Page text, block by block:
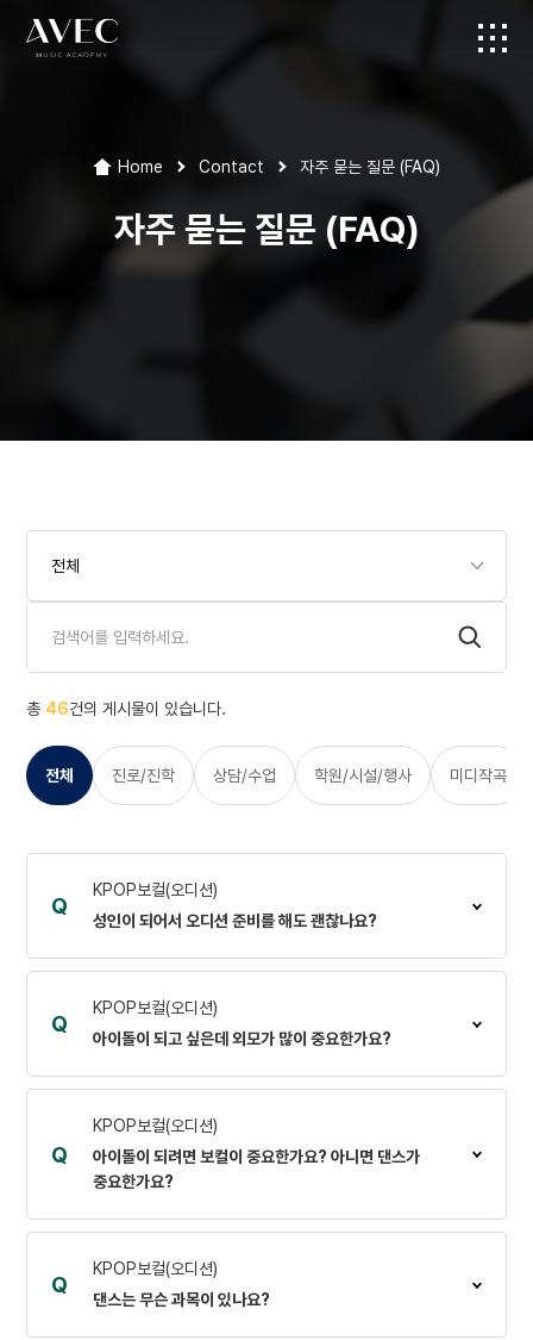
Home Contact 자주 묻는 질문 (FAQ)
자주 묻는 질문 (FAQ)
총 46건의 게시물이 있습니다.
전체 진로/진학 상담/수업 학원/시설/행사 미디작곡
Q
KPOP보컬(오디션)
성인이 되어서 오디션 준비를 해도 괜찮나요?
Q
KPOP보컬(오디션)
아이돌이 되고 싶은데 외모가 많이 중요한가요?
Q
KPOP보컬(오디션)
아이돌이 되려면 보컬이 중요한가요? 아니면 댄스가
중요한가요?
Q
KPOP보컬(오디션)
댄스는 무슨 과목이 있나요?